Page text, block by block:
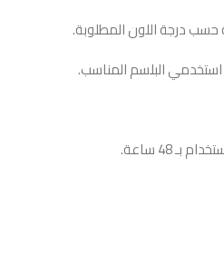
استخدمي البلسم المناسب.
48 ساعة.